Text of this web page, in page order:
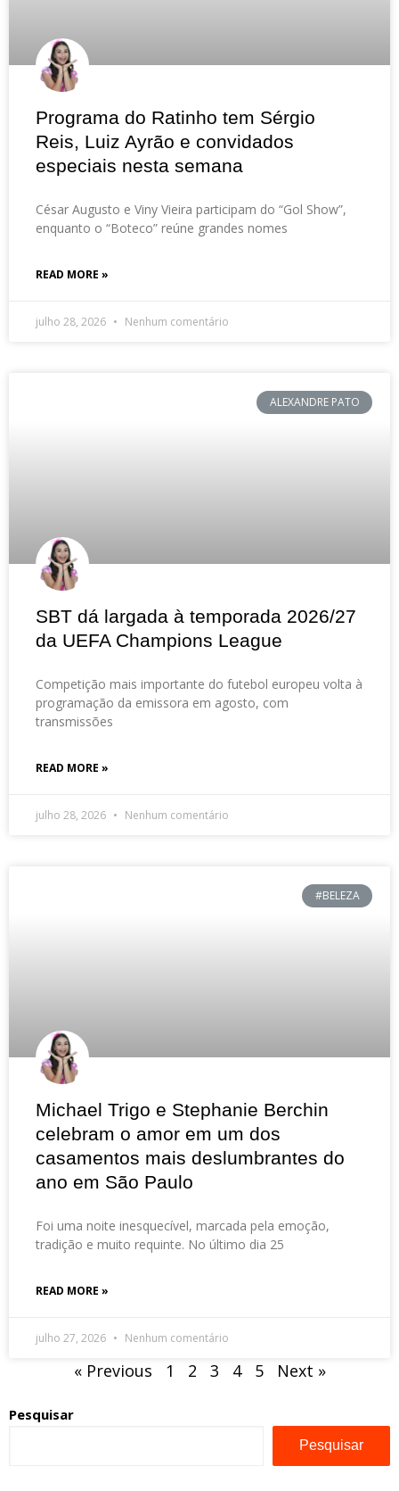
Programa do Ratinho tem Sérgio
Reis, Luiz Ayrão e convidados
especiais nesta semana
César Augusto e Viny Vieira participam do “Gol Show”,
enquanto o “Boteco” reúne grandes nomes
READ MORE »
julho 28, 2026 Nenhum comentário
ALEXANDRE PATO
SBT dá largada à temporada 2026/27
da UEFA Champions League
Competição mais importante do futebol europeu volta à
programação da emissora em agosto, com
transmissões
READ MORE »
julho 28, 2026 Nenhum comentário
#BELEZA
Michael Trigo e Stephanie Berchin
celebram o amor em um dos
casamentos mais deslumbrantes do
ano em São Paulo
Foi uma noite inesquecível, marcada pela emoção,
tradição e muito requinte. No último dia 25
READ MORE »
julho 27, 2026 Nenhum comentário
« Previous 1 2 3 4 5 Next »
Pesquisar
Pesquisar